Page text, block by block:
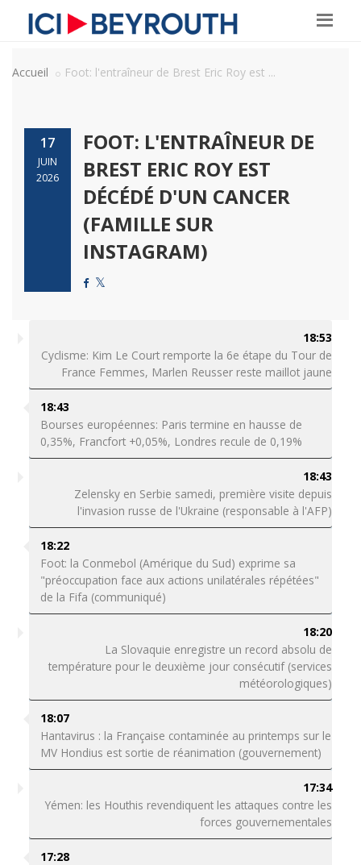
Accueil Foot: l'entraîneur de Brest Eric Roy est ...
17
JUIN
2026
FOOT: L'ENTRAÎNEUR DE
BREST ERIC ROY EST
DÉCÉDÉ D'UN CANCER
(FAMILLE SUR
INSTAGRAM)
18:53
Cyclisme: Kim Le Court remporte la 6e étape du Tour de
France Femmes, Marlen Reusser reste maillot jaune
18:43
Bourses européennes: Paris termine en hausse de
0,35%, Francfort +0,05%, Londres recule de 0,19%
18:43
Zelensky en Serbie samedi, première visite depuis
l'invasion russe de l'Ukraine (responsable à l'AFP)
18:22
Foot: la Conmebol (Amérique du Sud) exprime sa
"préoccupation face aux actions unilatérales répétées"
de la Fifa (communiqué)
18:20
La Slovaquie enregistre un record absolu de
température pour le deuxième jour consécutif (services
météorologiques)
18:07
Hantavirus : la Française contaminée au printemps sur le
MV Hondius est sortie de réanimation (gouvernement)
17:34
Yémen: les Houthis revendiquent les attaques contre les
forces gouvernementales
17:28